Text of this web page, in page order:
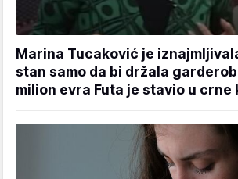
Marina Tucaković je
stan samo da bi držala
milion evra Futa je stavio u crne